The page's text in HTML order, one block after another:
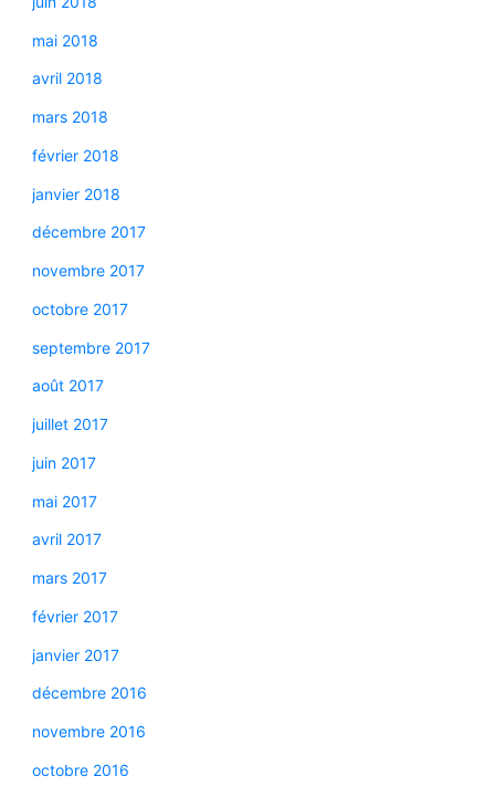
mai 2018
avril 2018
mars 2018
février 2018
janvier 2018
décembre 2017
novembre 2017
octobre 2017
septembre 2017
août 2017
juillet 2017
juin 2017
mai 2017
avril 2017
mars 2017
février 2017
janvier 2017
décembre 2016
novembre 2016
octobre 2016